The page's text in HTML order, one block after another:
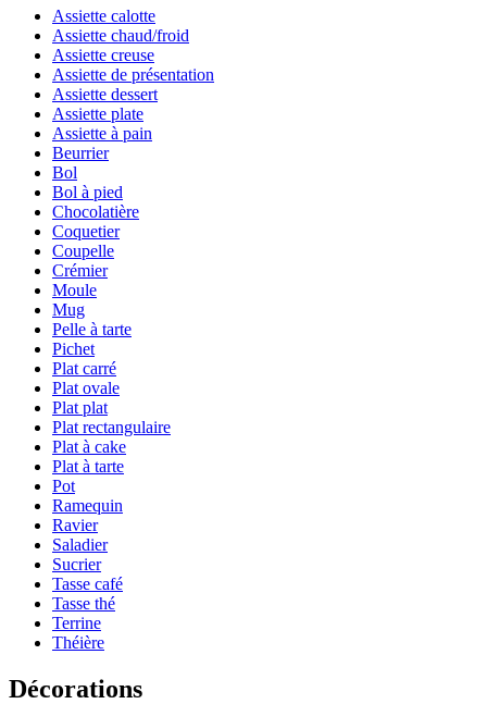
Assiette calotte
Assiette chaud/froid
Assiette creuse
Assiette de présentation
Assiette dessert
Assiette plate
Assiette à pain
Beurrier
Bol
Bol à pied
Chocolatière
Coquetier
Coupelle
Crémier
Moule
Mug
Pelle à tarte
Pichet
Plat carré
Plat ovale
Plat plat
Plat rectangulaire
Plat à cake
Plat à tarte
Pot
Ramequin
Ravier
Saladier
Sucrier
Tasse café
Tasse thé
Terrine
Théière
Décorations